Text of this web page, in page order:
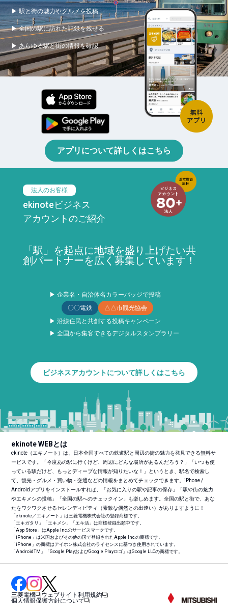
▶ 駅と街の魅力やグルメを投稿
▶ 全国の駅に訪れた記録を残せる
▶ あらゆる駅と街の情報を確認
アプリについて詳しくはこちら
法人のお客様
ekinoteビジネス
アカウントのご紹介
「駅」を起点に地域を盛り上げたい共
創パートナーを広く募集しています！
▶ 企業名・自治体名カラーバッジで投稿
〇〇電鉄
△△市観光協会
▶ 沿線住民と共創する投稿キャンペーン
▶ 全国から集客できるデジタルスタンプラリー
ビジネスアカウントについて詳しくはこちら
ekinote WEBとは
ekinote（エキノート）は、日本全国すべての鉄道駅と周辺の街の魅力を発見できる無料サ
ービスです。「今度あの駅に行くけど、周辺にどんな場所があるんだろう？」「いつも使
っている駅だけど、もっとディープな情報が知りたいな！」というとき、駅名で検索し
て、観光・グルメ・買い物・交通などの情報をまとめてチェックできます。iPhone /
Androidアプリをインストールすれば、「お気に入りの駅や記事の保存」「駅や街の魅力
やエキメシの投稿」「全国の駅へのチェックイン」も楽しめます。全国の駅と街で、あな
たをワクワクさせるセレンディピティ（素敵な偶然との出逢い）がありますように！
「ekinote／エキノート」は三菱電機株式会社の登録商標です。
「エキガタリ」「エキメシ」「エキ活」は商標登録出願中です。
「App Store」はApple Inc.のサービスマークです。
「iPhone」は米国およびその他の国で登録されたApple Inc.の商標です。
「iPhone」の商標はアイホン株式会社のライセンスに基づき使用されています。
「AndroidTM 」「Google PlayおよびGoogle Playロゴ」はGoogle LLCの商標です。
三菱電機
ウェブサイト利用規約
個人情報保護方針について